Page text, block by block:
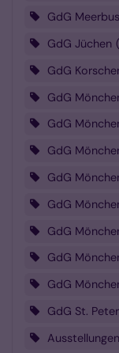
GdG
GdG Jüchen
GdG
GdG
GdG
GdG
GdG
GdG
GdG
GdG
GdG
GdG St.
Ausstellungen